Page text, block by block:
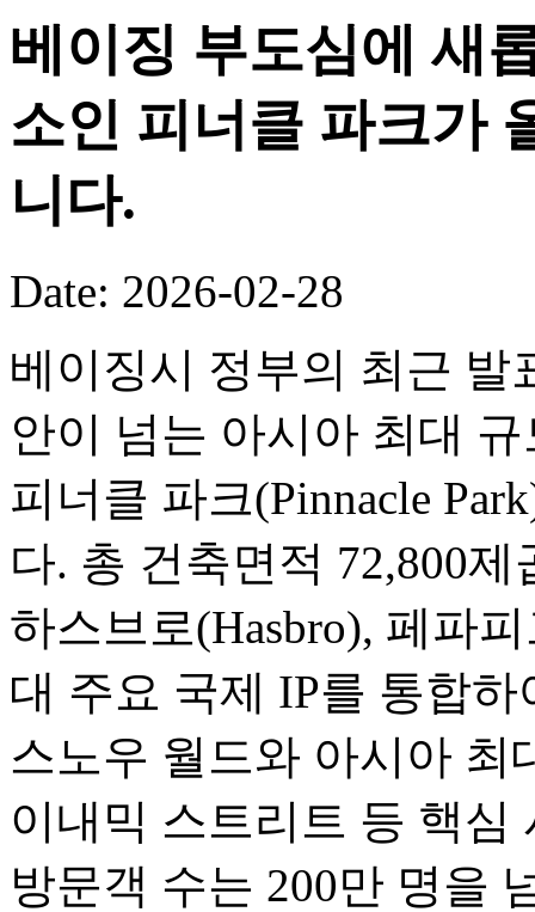
베이징 부도심에 새
소인 피너클 파크가
니다.
Date: 2026-02-28
베이징시 정부의 최근 발
안이 넘는 아시아 최대
피너클 파크(Pinnacle
다. 총 건축면적 72,800
하스브로(Hasbro), 페파
대 주요 국제 IP를 통합
스노우 월드와 아시아 최
이내믹 스트리트 등 핵심
방문객 수는 200만 명을